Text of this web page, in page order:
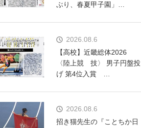
ぶり、春夏甲子園」…
2026.08.6
【高校】近畿総体2026
〈陸上競 技〉 男子円盤投
げ 第4位入賞 …
2026.08.6
招き猫先生の『ことちか日